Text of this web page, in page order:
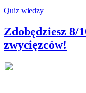
Quiz wiedzy
Zdobędziesz 8/
zwycięzców!